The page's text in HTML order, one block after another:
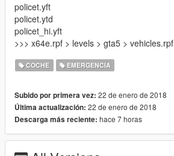
policet.yft
policet.ytd
policet_hi.yft
>>> x64e.rpf > levels > gta5 > vehicles.rpf
COCHE EMERGENCIA
Subido por primera vez: 22 de enero de 2018
Última actualización: 22 de enero de 2018
Descarga más reciente: hace 7 horas